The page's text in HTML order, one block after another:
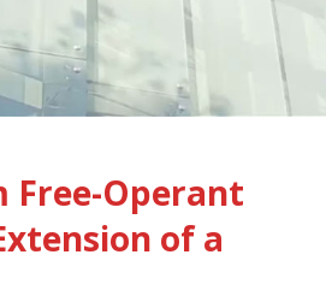
Free-Operant
of a